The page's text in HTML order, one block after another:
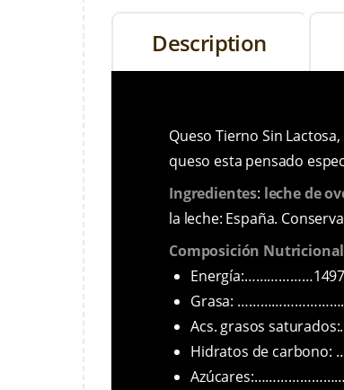
Description
Queso Tierno Sin
queso esta pensado
Ingredientes: leche de
la leche: España.
Composición
Energía:………………1497
Grasa:
Acs. grasos
Hidratos de